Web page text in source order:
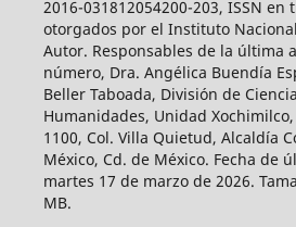
2016-031812054200-203, ISSN en
otorgados por el Instituto
Autor. Responsables de la última
número, Dra. Angélica Buendía
Beller Taboada, División de
Humanidades, Unidad
1100, Col. Villa Quietud, Alcaldía
México, Cd. de México. Fecha de
martes 17 de marzo de 2026.
MB.